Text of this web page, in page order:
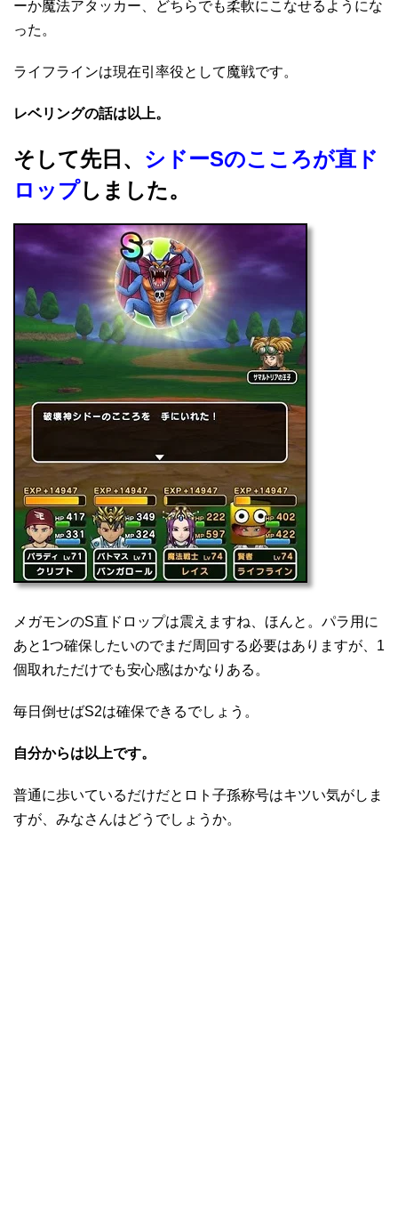
ーか魔法アタッカー、どちらでも柔軟にこなせるようにな
った。
ライフラインは現在引率役として魔戦です。
レベリングの話は以上。
そして先日、 シドーSのこころが直ド
ロップしました。
メガモンのS直ドロップは震えますね、ほんと。パラ用に
あと1つ確保したいのでまだ周回する必要はありますが、1
個取れただけでも安心感はかなりある。
毎日倒せばS2は確保できるでしょう。
自分からは以上です。
普通に歩いているだけだとロト子孫称号はキツい気がしま
すが、みなさんはどうでしょうか。